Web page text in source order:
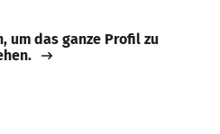
um das ganze Profil zu